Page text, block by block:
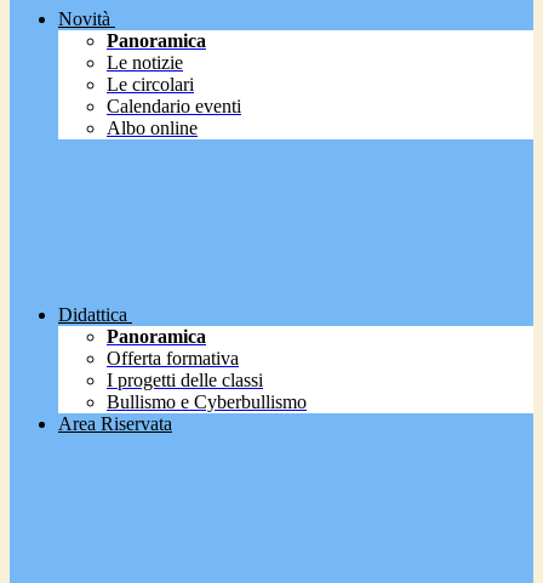
Novità
Panoramica
Le notizie
Le circolari
Calendario eventi
Albo online
Didattica
Panoramica
Offerta formativa
I progetti delle classi
Bullismo e Cyberbullismo
Area Riservata